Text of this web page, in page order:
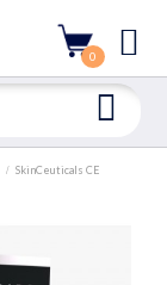
0
SkinCeuticals CE